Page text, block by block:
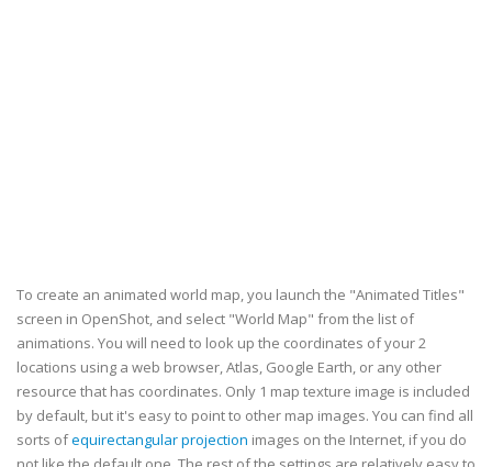
To create an animated world map, you launch the "Animated Titles"
screen in OpenShot, and select "World Map" from the list of
animations. You will need to look up the coordinates of your 2
locations using a web browser, Atlas, Google Earth, or any other
resource that has coordinates. Only 1 map texture image is included
by default, but it's easy to point to other map images. You can find all
sorts ofequirectangular projection images on the Internet, if you do